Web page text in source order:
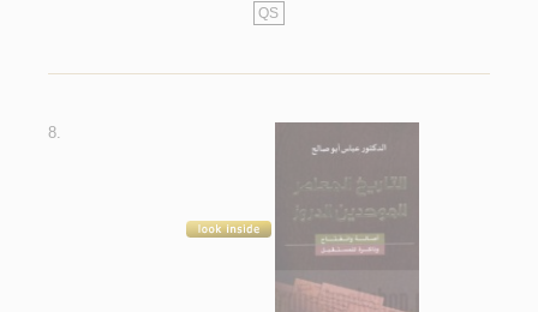
QS
8.